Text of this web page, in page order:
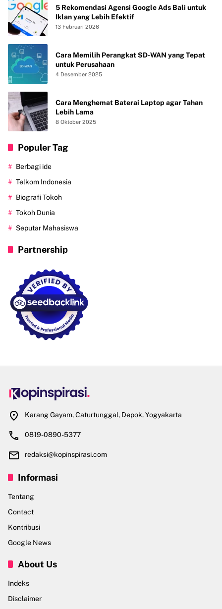
5 Rekomendasi Agensi Google Ads Bali untuk
Iklan yang Lebih Efektif
13 Februari 2026
Cara Memilih Perangkat SD-WAN yang Tepat
untuk Perusahaan
4 Desember 2025
Cara Menghemat Baterai Laptop agar Tahan
Lebih Lama
8 Oktober 2025
Populer Tag
Berbagi ide
Telkom Indonesia
Biografi Tokoh
Tokoh Dunia
Seputar Mahasiswa
Partnership
Karang Gayam, Caturtunggal, Depok, Yogyakarta
0819-0890-5377
redaksi@kopinspirasi.com
Informasi
Tentang
Contact
Kontribusi
Google News
About Us
Indeks
Disclaimer